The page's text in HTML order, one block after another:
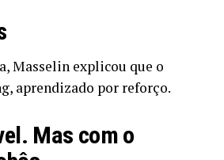
Masselin explicou que o
aprendizado por reforço.
Mas com o